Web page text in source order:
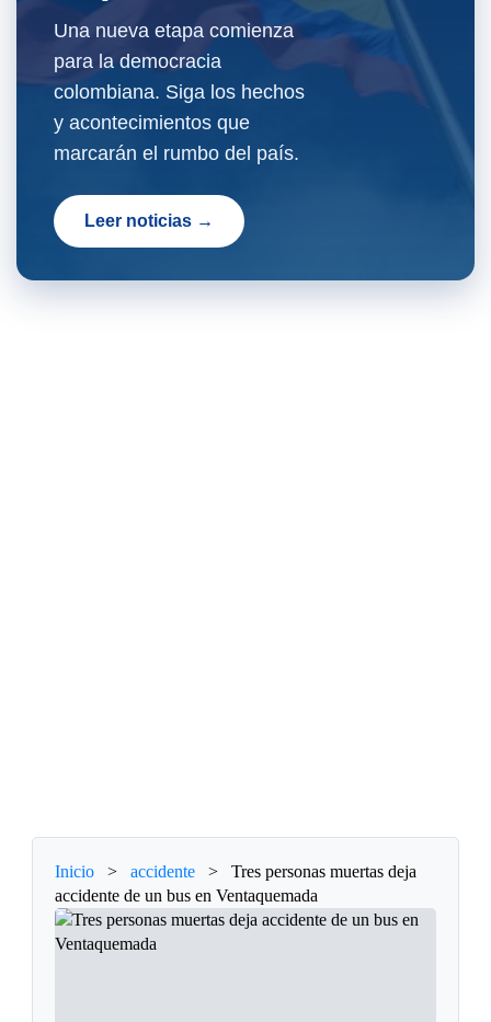
Una nueva etapa comienza
para la democracia
colombiana. Siga los hechos
y acontecimientos que
marcarán el rumbo del país.
Leer noticias →
Inicio > accidente >
Tres personas muertas deja
accidente de un bus en Ventaquemada